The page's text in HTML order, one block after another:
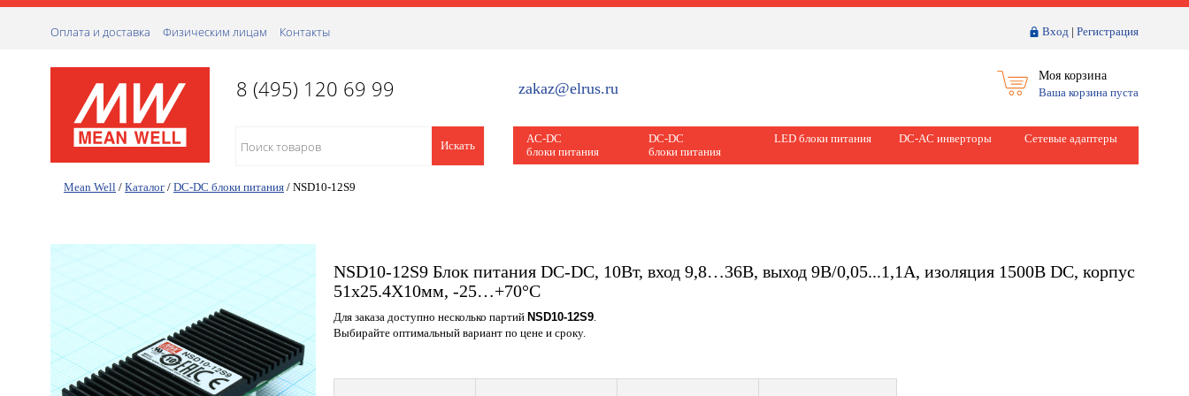
Вход | Регистрация
Оплата и доставка Физическим лицам Контакты
8 (495) 120 69 99 zakaz@elrus.ru
Моя корзина
Ваша корзина пуста
Искать
AC-DC
блоки питания
DC-DC
блоки питания
LED блоки питания DC-AC инверторы Сетевые адаптеры
Mean Well / Каталог / DC-DC блоки питания / NSD10-12S9
NSD10-12S9 Блок питания DC-DC, 10Вт, вход 9,8…36В, выход 9В/0,05...1,1А, изоляция 1500В DC, корпус
51х25.4Х10мм, -25…+70°С
Для заказа доступно несколько партий NSD10-12S9
Выбирайте оптимальный вариант по цене и сроку.